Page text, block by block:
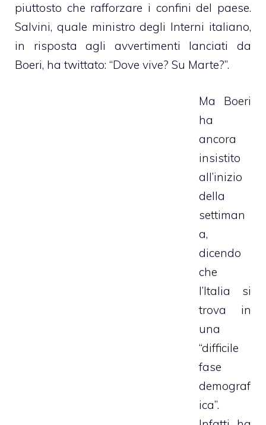
piuttosto che rafforzare i confini del paese.
Salvini, quale ministro degli Interni italiano,
in risposta agli avvertimenti lanciati da
Boeri, ha twittato: “Dove vive? Su Marte?”.
Ma Boeri
ha
ancora
insistito
all’inizio
della
settiman
a,
dicendo
che
l’Italia si
trova in
una
“difficile
fase
demograf
ica”.